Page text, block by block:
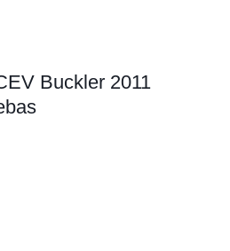
Buckler 2011